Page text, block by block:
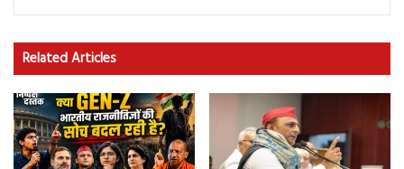
Related Articles